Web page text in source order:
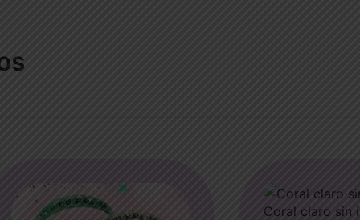
¡OFERTA!
Coral claro sin